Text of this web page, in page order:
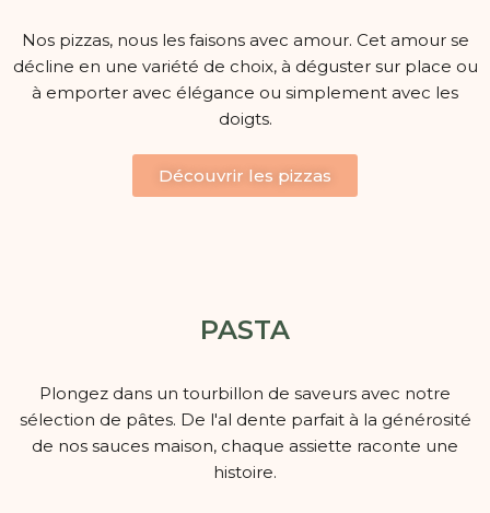
Nos pizzas, nous les faisons avec amour. Cet amour se
décline en une variété de choix, à déguster sur place ou
à emporter avec élégance ou simplement avec les
doigts.
Découvrir les pizzas
PASTA
Plongez dans un tourbillon de saveurs avec notre
sélection de pâtes. De l'al dente parfait à la générosité
de nos sauces maison, chaque assiette raconte une
histoire.